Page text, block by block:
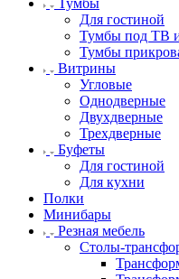
Тумбы
Для гостиной
Тумбы под ТВ
Тумбы
Витрины
Угловые
Однодверные
Двухдверные
Трехдверные
Буфеты
Для гостиной
Для кухни
Полки
Минибары
Резная мебель
Столы-